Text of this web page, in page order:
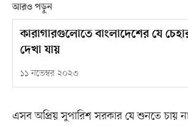
আরও পড়ুন
কারাগারগুলোতে বাংলাদেশের যে
দেখা যায়
১১ নভেম্বর ২০২৩
এসব অপ্রিয় সুপারিশ সরকার যে শুনতে চায়